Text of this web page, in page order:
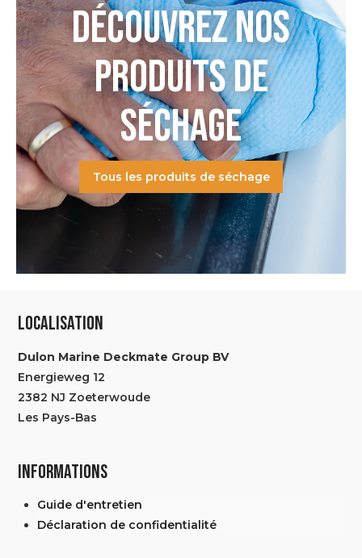
DÉCOUVREZ NOS
PRODUITS DE
SÉCHAGE
Tous les produits de séchage
LOCALISATION
Dulon Marine Deckmate Group BV
Energieweg 12
2382 NJ Zoeterwoude
Les Pays-Bas
INFORMATIONS
Guide d'entretien
Déclaration de confidentialité